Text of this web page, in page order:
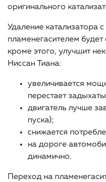
оригинального
Удаление катализатора
пламенегасителем
кроме этого, улучшит
Ниссан Тиана:
увеличивается
перестает
двигатель лучше
пуска);
снижается
на дороге
динамично.
Переход на